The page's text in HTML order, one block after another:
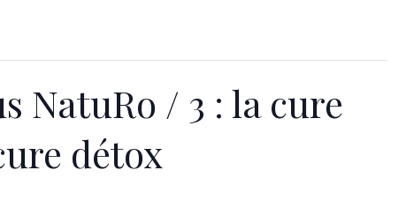
NatuRo / 3 : la cure
détox